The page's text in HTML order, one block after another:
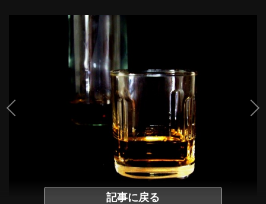
記事に戻る